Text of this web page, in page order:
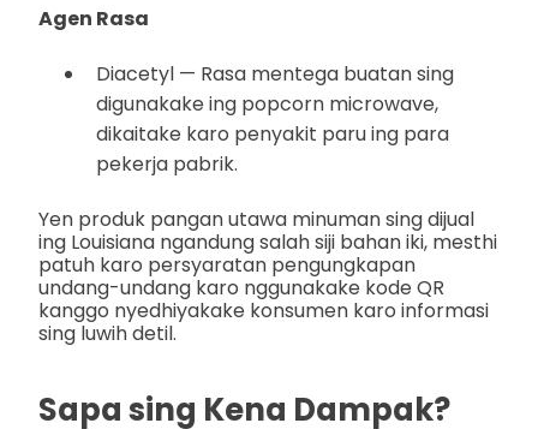
Agen Rasa
Diacetyl — Rasa mentega buatan sing
digunakake ing popcorn microwave,
dikaitake karo penyakit paru ing para
pekerja pabrik.
Yen produk pangan utawa minuman sing dijual
ing Louisiana ngandung salah siji bahan iki, mesthi
patuh karo persyaratan pengungkapan
undang-undang karo nggunakake kode QR
kanggo nyedhiyakake konsumen karo informasi
sing luwih detil.
Sapa sing Kena Dampak?